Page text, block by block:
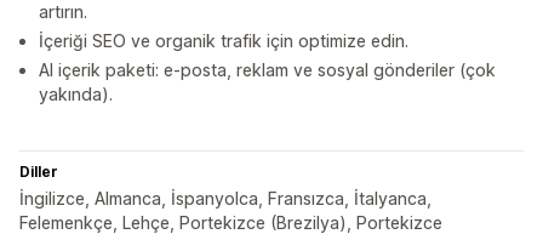
artırın.
İçeriği SEO ve organik trafik için optimize edin.
AI içerik paketi: e-posta, reklam ve sosyal gönderiler (çok
yakında).
Diller
İngilizce, Almanca, İspanyolca, Fransızca, İtalyanca,
Felemenkçe, Lehçe, Portekizce (Brezilya), Portekizce